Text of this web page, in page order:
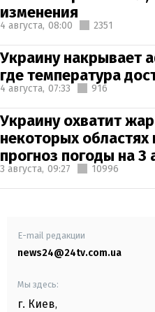
изменения
4 августа, 08:00 2351
Украину накрывает
где температура
4 августа, 07:33 916
Украину охватит
некоторых
прогноз погоды на 3
3 августа, 09:27 10996
E-mail редакции
news24@24tv.com.ua
Мы здесь:
г. Киев,